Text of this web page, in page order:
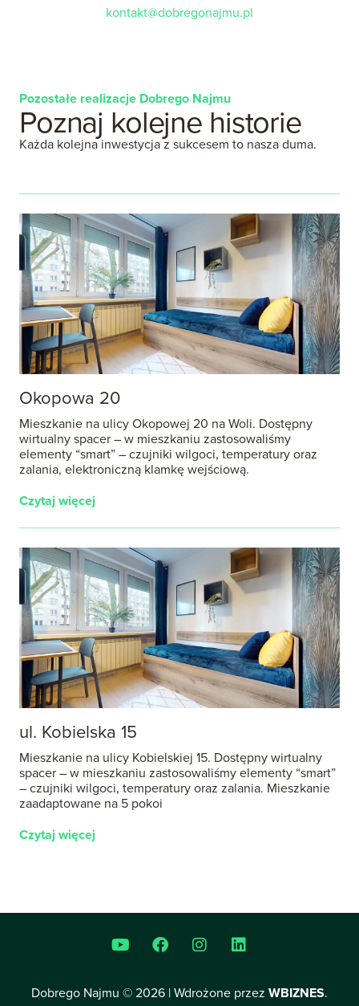
kontakt@dobregonajmu.pl
Pozostałe realizacje Dobrego Najmu
Poznaj kolejne historie
Każda kolejna inwestycja z sukcesem to nasza duma.
Okopowa 20
Mieszkanie na ulicy Okopowej 20 na Woli. Dostępny
wirtualny spacer – w mieszkaniu zastosowaliśmy
elementy “smart” – czujniki wilgoci, temperatury oraz
zalania, elektroniczną klamkę wejściową.
Czytaj więcej
ul. Kobielska 15
Mieszkanie na ulicy Kobielskiej 15. Dostępny wirtualny
spacer – w mieszkaniu zastosowaliśmy elementy “smart”
– czujniki wilgoci, temperatury oraz zalania. Mieszkanie
zaadaptowane na 5 pokoi
Czytaj więcej
Dobrego Najmu © 2026 | Wdrożone przez WBIZNES.